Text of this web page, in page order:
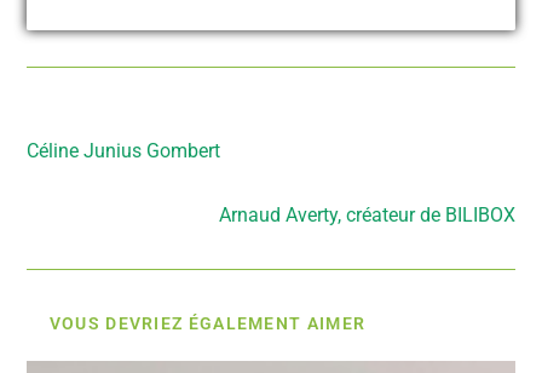
Céline Junius Gombert
Arnaud Averty, créateur de BILIBOX
VOUS DEVRIEZ ÉGALEMENT AIMER